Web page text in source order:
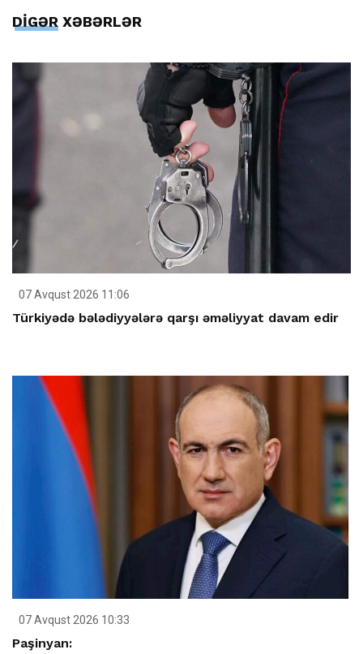
DİGƏR XƏBƏRLƏR
07 Avqust 2026 11:06
Türkiyədə bələdiyyələrə qarşı əməliyyat davam edir
07 Avqust 2026 10:33
Paşinyan: